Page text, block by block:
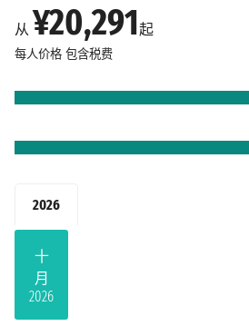
2026
十
月
2026
从 ¥20,291起
每人价格 包含税费